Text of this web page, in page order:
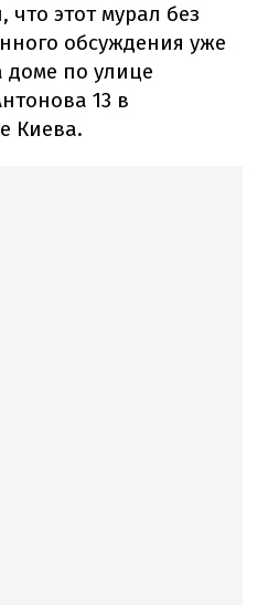
этот мурал без
обсуждения уже
доме по улице
13 в
Киева.